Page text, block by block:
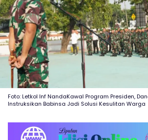
Foto: Letkol Inf NandaKawal Program Presiden,
Instruksikan Babinsa Jadi Solusi Kesulitan Warga